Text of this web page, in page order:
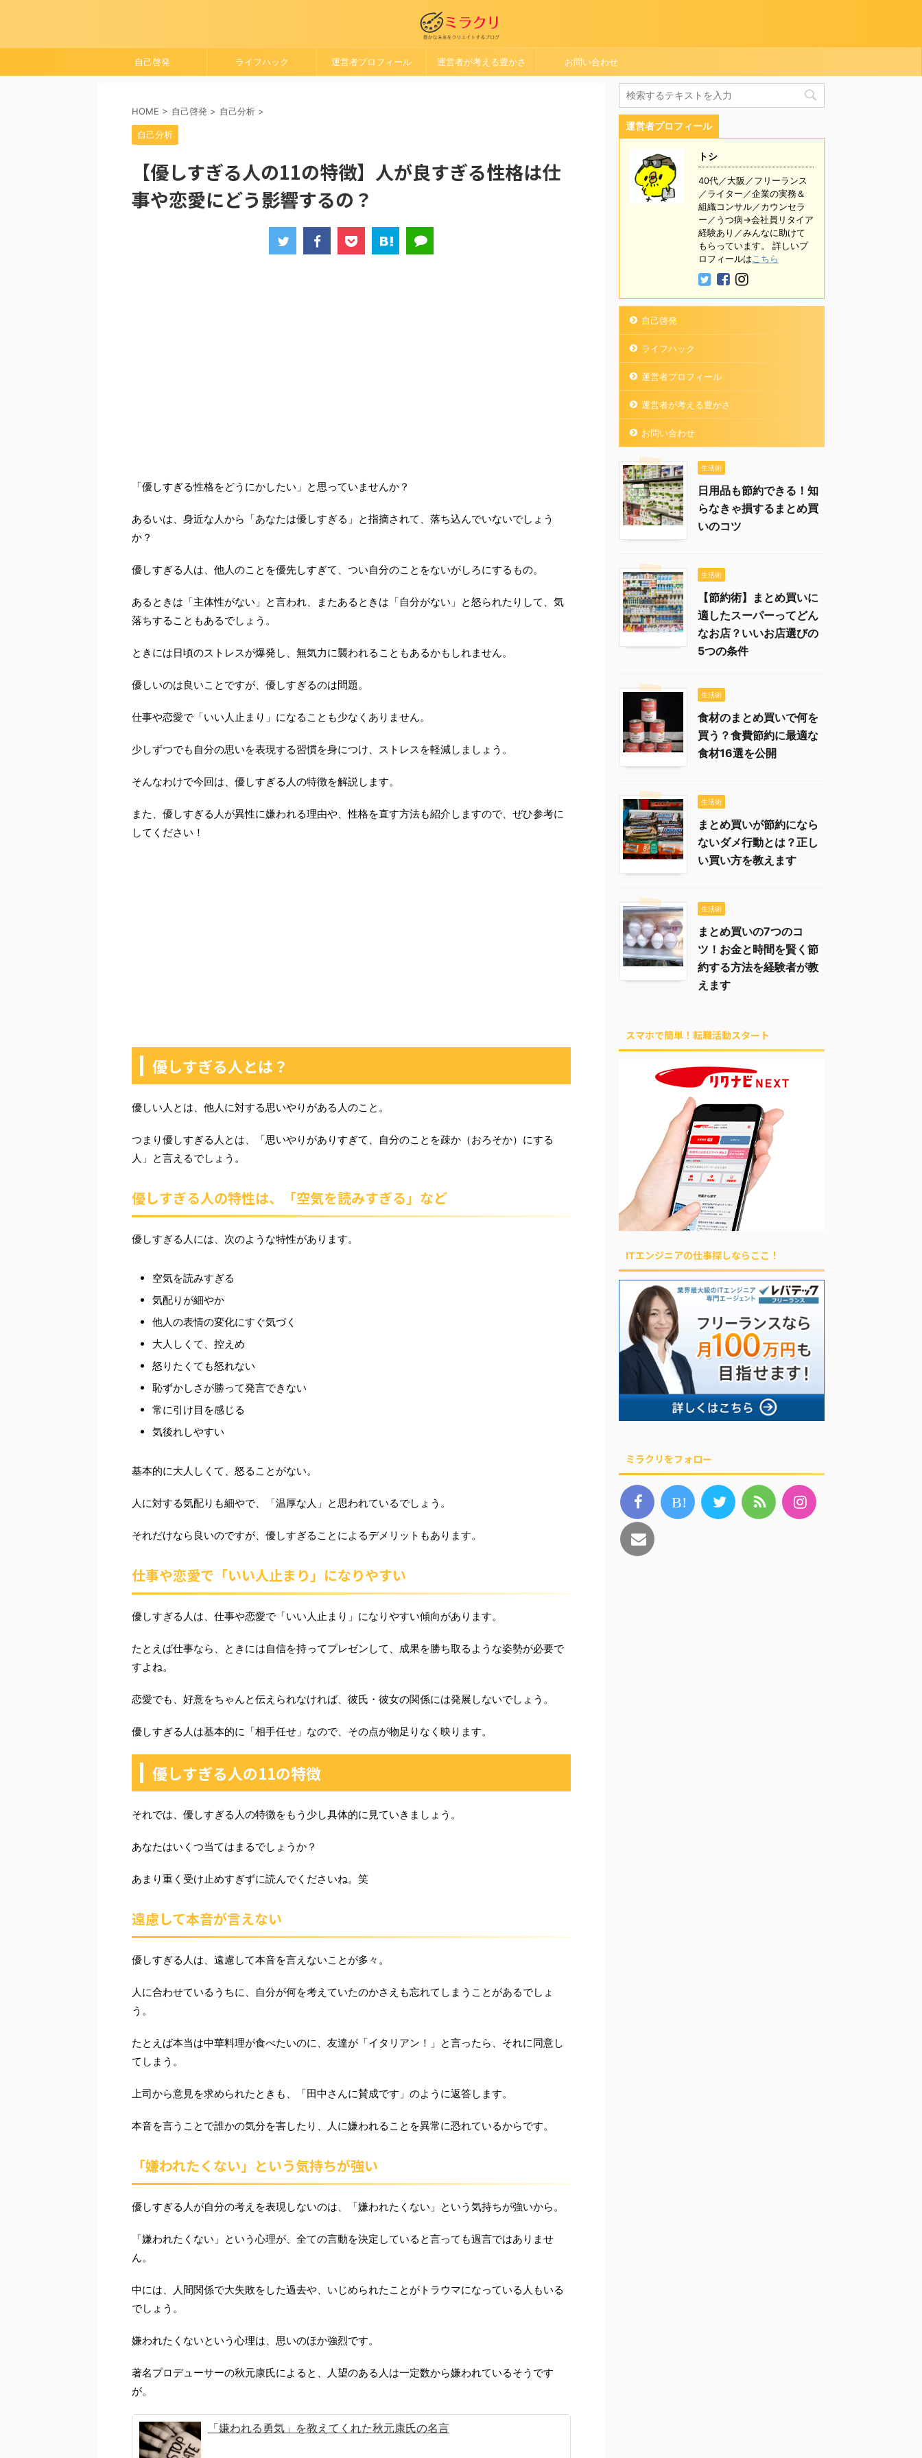
自己啓発 ライフハック 運営者プロフィール 運営者が考える豊かさ お問い合わせ
HOME > 自己啓発 > 自己分析 >
自己分析
【優しすぎる人の11の特徴】人が良すぎる性格は仕
事や恋愛にどう影響するの？
「優しすぎる性格をどうにかしたい」と思っていませんか？
あるいは、身近な人から「あなたは優しすぎる」と指摘されて、落ち込んでいないでしょう
か？
優しすぎる人は、他人のことを優先しすぎて、つい自分のことをないがしろにするもの。
あるときは「主体性がない」と言われ、またあるときは「自分がない」と怒られたりして、気
落ちすることもあるでしょう。
ときには日頃のストレスが爆発し、無気力に襲われることもあるかもしれません。
優しいのは良いことですが、優しすぎるのは問題。
仕事や恋愛で「いい人止まり」になることも少なくありません。
少しずつでも自分の思いを表現する習慣を身につけ、ストレスを軽減しましょう。
そんなわけで今回は、優しすぎる人の特徴を解説します。
また、優しすぎる人が異性に嫌われる理由や、性格を直す方法も紹介しますので、ぜひ参考に
してください！
優しすぎる人とは？
優しい人とは、他人に対する思いやりがある人のこと。
つまり優しすぎる人とは、「思いやりがありすぎて、自分のことを疎か（おろそか）にする
人」と言えるでしょう。
優しすぎる人の特性は、「空気を読みすぎる」など
優しすぎる人には、次のような特性があります。
空気を読みすぎる
気配りが細やか
他人の表情の変化にすぐ気づく
大人しくて、控えめ
怒りたくても怒れない
恥ずかしさが勝って発言できない
常に引け目を感じる
気後れしやすい
基本的に大人しくて、怒ることがない。
人に対する気配りも細やで、「温厚な人」と思われているでしょう。
それだけなら良いのですが、優しすぎることによるデメリットもあります。
仕事や恋愛で「いい人止まり」になりやすい
優しすぎる人は、仕事や恋愛で「いい人止まり」になりやすい傾向があります。
たとえば仕事なら、ときには自信を持ってプレゼンして、成果を勝ち取るような姿勢が必要で
すよね。
恋愛でも、好意をちゃんと伝えられなければ、彼氏・彼女の関係には発展しないでしょう。
優しすぎる人は基本的に「相手任せ」なので、その点が物足りなく映ります。
優しすぎる人の11の特徴
それでは、優しすぎる人の特徴をもう少し具体的に見ていきましょう。
あなたはいくつ当てはまるでしょうか？
あまり重く受け止めすぎずに読んでくださいね。笑
遠慮して本音が言えない
優しすぎる人は、遠慮して本音を言えないことが多々。
人に合わせているうちに、自分が何を考えていたのかさえも忘れてしまうことがあるでしょ
う。
たとえば本当は中華料理が食べたいのに、友達が「イタリアン！」と言ったら、それに同意し
てしまう。
上司から意見を求められたときも、「田中さんに賛成です」のように返答します。
本音を言うことで誰かの気分を害したり、人に嫌われることを異常に恐れているからです。
「嫌われたくない」という気持ちが強い
優しすぎる人が自分の考えを表現しないのは、「嫌われたくない」という気持ちが強いから。
「嫌われたくない」という心理が、全ての言動を決定していると言っても過言ではありませ
ん。
中には、人間関係で大失敗をした過去や、いじめられたことがトラウマになっている人もいる
でしょう。
嫌われたくないという心理は、思いのほか強烈です。
著名プロデューサーの秋元康氏によると、人望のある人は一定数から嫌われているそうです
が。
「嫌われる勇気」を教えてくれた秋元康氏の名言
運営者プロフィール
トシ
40代／大阪／フリーランス
／ライター／企業の実務＆
組織コンサル／カウンセラ
ー／うつ病→会社員リタイア
経験あり／みんなに助けて
もらっています。 詳しいプ
ロフィールはこちら
自己啓発
ライフハック
運営者プロフィール
運営者が考える豊かさ
お問い合わせ
生活術
日用品も節約できる！知
らなきゃ損するまとめ買
いのコツ
生活術
【節約術】まとめ買いに
適したスーパーってどん
なお店？いいお店選びの
5つの条件
生活術
食材のまとめ買いで何を
買う？食費節約に最適な
食材16選を公開
生活術
まとめ買いが節約になら
ないダメ行動とは？正し
い買い方を教えます
生活術
まとめ買いの7つのコ
ツ！お金と時間を賢く節
約する方法を経験者が教
えます
スマホで簡単！転職活動スタート
ITエンジニアの仕事探しならここ！
ミラクリをフォロー
B!